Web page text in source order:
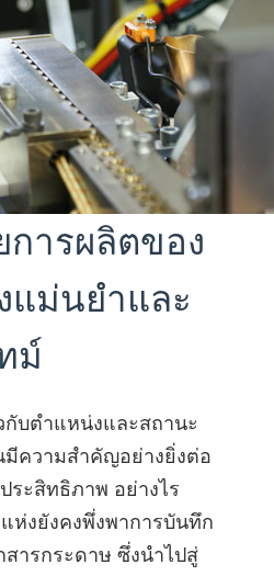
Tiếng Việt
Indonesia
norsk
magyar
ม่ของ
ในการ
หาคู่ครอง
ารผลิตของ
แม่นยำและ
ม์
กับตำแหน่งและสถานะ
ความสำคัญอย่างยิ่งต่อ
ระสิทธิภาพ อย่างไร
ห่งยังคงพึ่งพาการบันทึก
ารกระดาษ ซึ่งนำไปสู่